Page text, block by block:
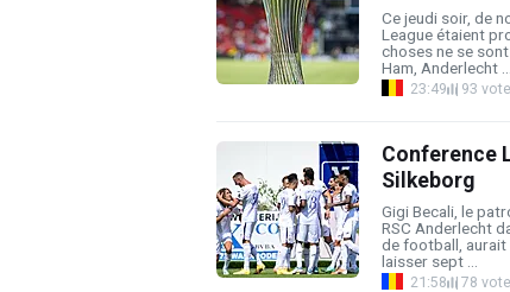
Ce jeudi soir, de
League étaient
choses ne se
Ham, Anderlecht ...
23:49 93
Conference
Silkeborg
Gigi Becali, le
RSC Anderlecht
de football, aurait
laisser sept ...
21:58 78